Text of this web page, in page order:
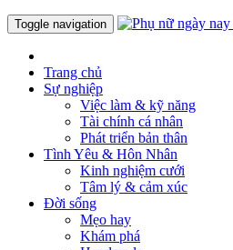
Toggle navigation
Trang chủ
Sự nghiệp
Việc làm & kỹ năng
Tài chính cá nhân
Phát triển bản thân
Tình Yêu & Hôn Nhân
Kinh nghiệm cưới
Tâm lý & cảm xúc
Đời sống
Mẹo hay
Khám phá